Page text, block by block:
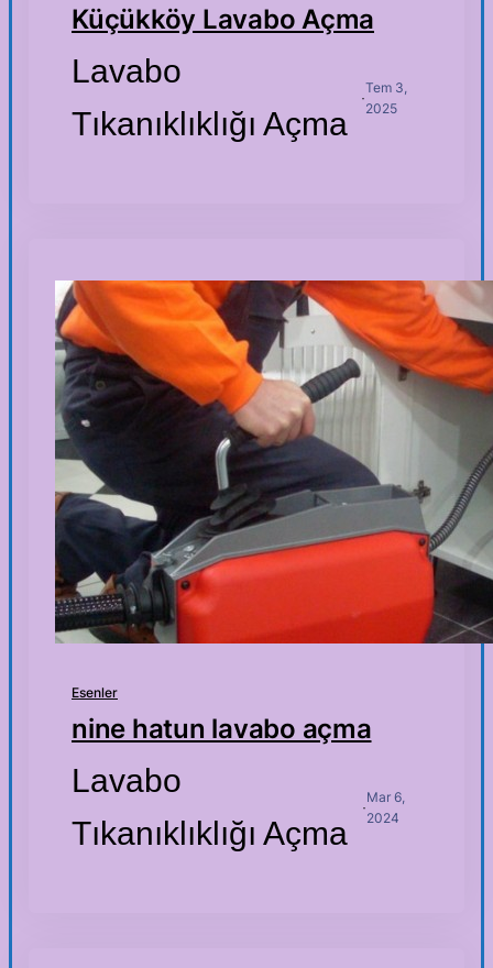
Küçükköy Lavabo Açma
Lavabo
Tıkanıklıklığı Açma
·
Tem 3,
2025
Esenler
nine hatun lavabo açma
Lavabo
Tıkanıklıklığı Açma
·
Mar 6,
2024